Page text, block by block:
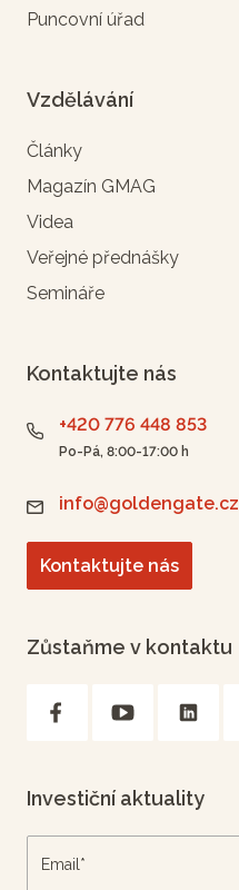
Puncovní úřad
Vzdělávání
Články
Magazín GMAG
Videa
Veřejné přednášky
Semináře
Kontaktujte nás
+420 776 448 853
Po-Pá, 8:00-17:00 h
info@goldengate.cz
Kontaktujte nás
Zůstaňme v kontaktu
Investiční aktuality